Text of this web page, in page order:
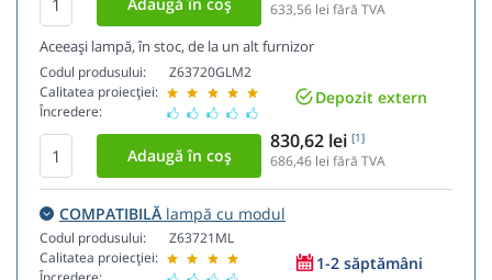
633,56 lei fără TVA
Aceeași lampă, în stoc, de la un alt furnizor
Codul produsului:
Calitatea proiecției:
Încredere:
Z63720GLM2
Depozit extern
830,62 lei [1]
686,46 lei fără TVA
COMPATIBILĂ lampă cu modul
Codul produsului:
Calitatea proiecției:
Z63721ML
1-2 săptămâni